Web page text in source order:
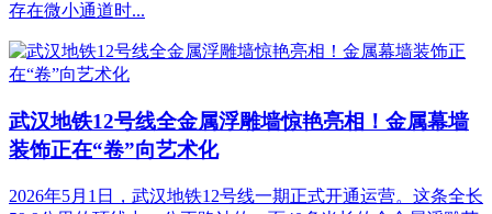
存在微小通道时...
武汉地铁12号线全金属浮雕墙惊艳亮相！金属幕墙
装饰正在“卷”向艺术化
2026年5月1日，武汉地铁12号线一期正式开通运营。这条全长